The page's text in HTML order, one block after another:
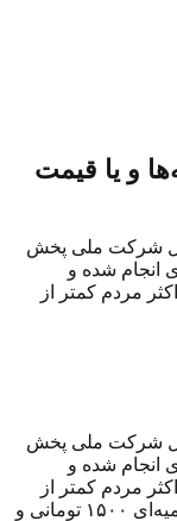
و یا قیمت
شرکت ملی پخش
انجام شده و
مردم کمتر از
شرکت ملی پخش
انجام شده و
مردم کمتر از
۱۵۰ لیتر در ماه است؛ یعنی ۶۰ لیتر بنزین سهمیه‌ای ۱۵۰۰ تومانی و